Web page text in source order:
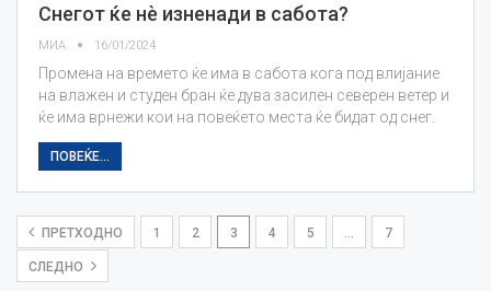
Снегот ќе нѐ изненади в сабота?
МИА 16/01/2024
Промена на времето ќе има в сабота кога под влијание
на влажен и студен бран ќе дува засилен северен ветер и
ќе има врнежи кои на повеќето места ќе бидат од снег.
ПОВЕЌЕ...
ПРЕТХОДНО 1 2 3 4 5 7
СЛЕДНО